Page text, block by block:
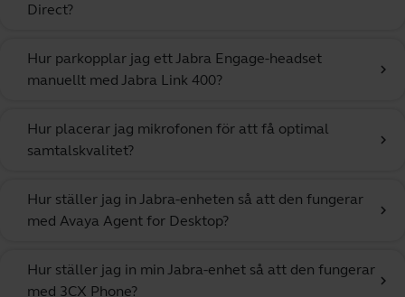
Direct?
Hur parkopplar jag ett Jabra Engage-headset
manuellt med Jabra Link 400?
chevron_right
Hur placerar jag mikrofonen för att få optimal
samtalskvalitet?
chevron_right
Hur ställer jag in Jabra-enheten så att den fungerar
med Avaya Agent for Desktop?
chevron_right
Hur ställer jag in min Jabra-enhet så att den fungerar
med 3CX Phone?
chevron_right